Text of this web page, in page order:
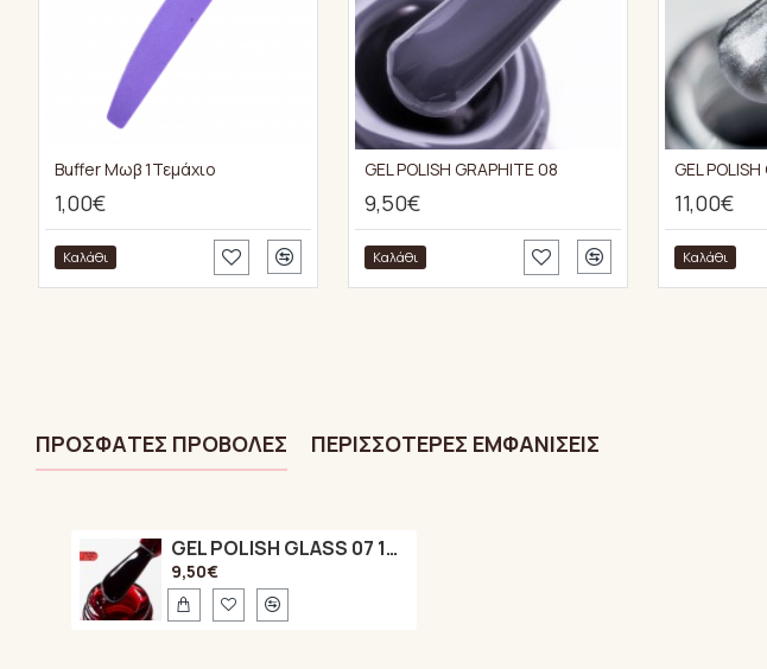
Buffer Μωβ 1Τεμάχιο
1,00€
Καλάθι
GEL POLISH GRAPHITE 08
9,50€
Καλάθι
11,00€
Καλάθι
ΠΡΌΣΦΑTΕΣ ΠΡΟΒΟΛΈΣ ΠΕΡΙΣΣΌΤΕΡΕΣ ΕΜΦΑΝΊΣΕΙΣ
GEL POLISH GLASS 07 15ml (RED)
9,50€